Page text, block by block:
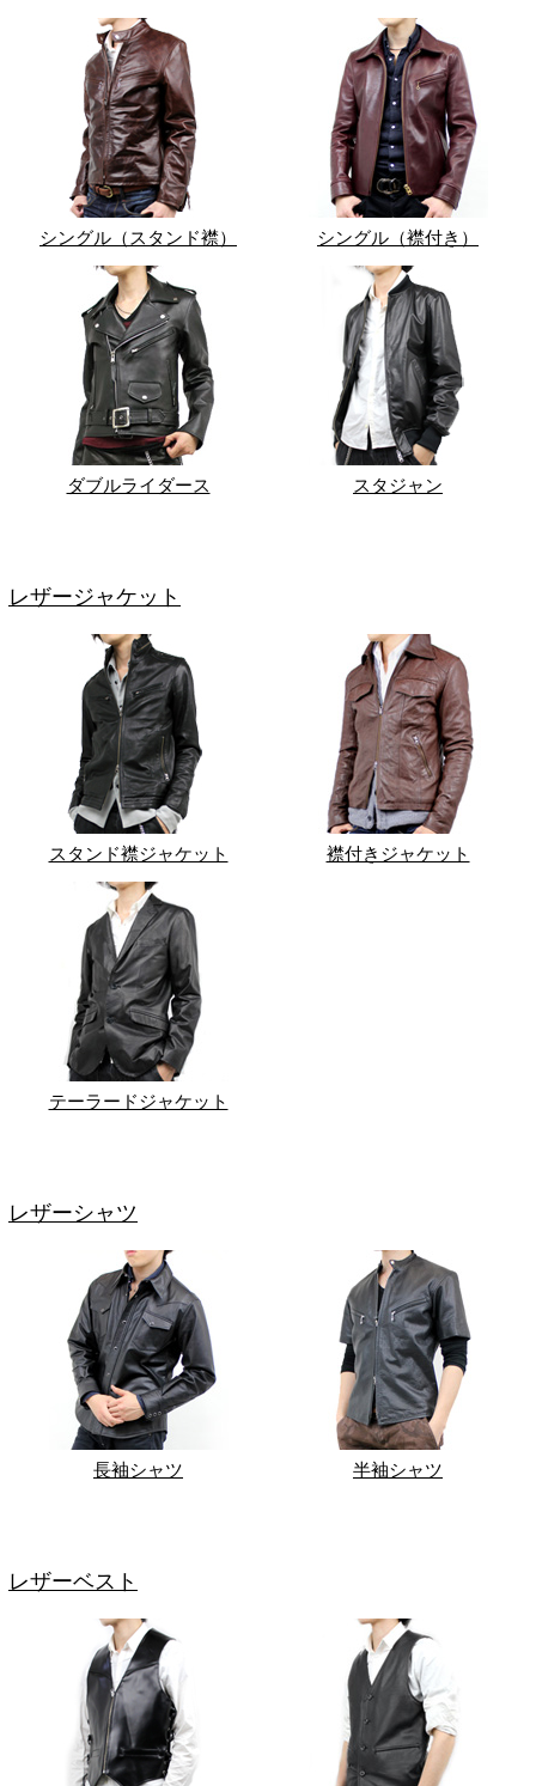
シングル（スタンド襟） シングル（襟付き）
ダブルライダース スタジャン
レザージャケット
スタンド襟ジャケット 襟付きジャケット
テーラードジャケット
レザーシャツ
長袖シャツ 半袖シャツ
レザーベスト